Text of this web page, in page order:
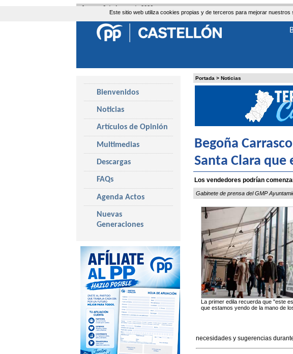
Este sitio web utiliza cookies propias y de terceros para mejorar
Portada > Noticias
Begoña
Santa Clara que
Los vendedores podrían
Gabinete de prensa del GMP
La primer edila recuerda que "este
que estamos yendo de la mano de
necesidades y sugerencias
Bienvenidos
Noticias
Artículos de Opinión
Multimedias
Descargas
FAQs
Agenda Actos
Nuevas
Generaciones
Jueves, 6 de Agosto de 2026